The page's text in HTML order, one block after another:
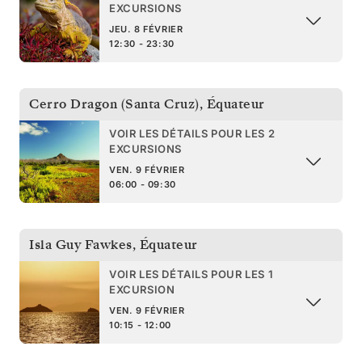
EXCURSIONS
JEU. 8 FÉVRIER
12:30 - 23:30
Cerro Dragon (Santa Cruz), Équateur
VOIR LES DÉTAILS POUR LES 2
EXCURSIONS
VEN. 9 FÉVRIER
06:00 - 09:30
Isla Guy Fawkes, Équateur
VOIR LES DÉTAILS POUR LES 1
EXCURSION
VEN. 9 FÉVRIER
10:15 - 12:00